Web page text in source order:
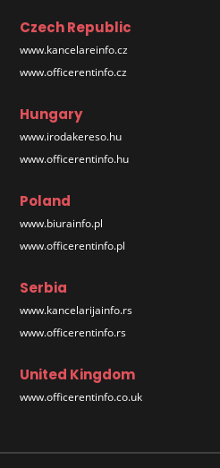
Czech Republic
www.kancelareinfo.cz
www.officerentinfo.cz
Hungary
www.irodakereso.hu
www.officerentinfo.hu
Poland
www.biurainfo.pl
www.officerentinfo.pl
Serbia
www.kancelarijainfo.rs
www.officerentinfo.rs
United Kingdom
www.officerentinfo.co.uk